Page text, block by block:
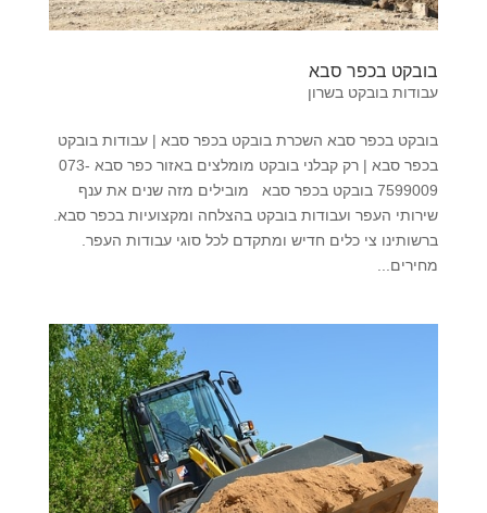
בובקט בכפר סבא
עבודות בובקט בשרון
בובקט בכפר סבא השכרת בובקט בכפר סבא | עבודות בובקט
בכפר סבא | רק קבלני בובקט מומלצים באזור כפר סבא 073-
7599009 בובקט בכפר סבא מובילים מזה שנים את ענף
שירותי העפר ועבודות בובקט בהצלחה ומקצועיות בכפר סבא.
ברשותינו צי כלים חדיש ומתקדם לכל סוגי עבודות העפר.
מחירים...